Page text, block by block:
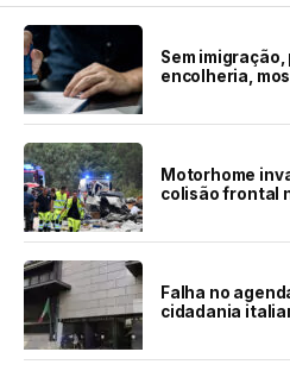
Sem
encolheria,
Motorhome
colisão frontal
Falha no
cidadania